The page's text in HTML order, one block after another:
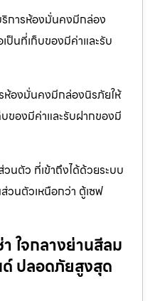
การห้องมั่นคงมีกล่อง
เป็นที่เก็บของมีค่าและรับ
ห้องมั่นคงมีกล่องนิรภัยให้
บของมีค่าและรับฝากของมี
นตัว ที่เข้าถึงได้ด้วยระบบ
วนตัวเหนือกว่า ตู้เซฟ
า ใจกลางย่านสีลม
ด์ ปลอดภัยสูงสุด